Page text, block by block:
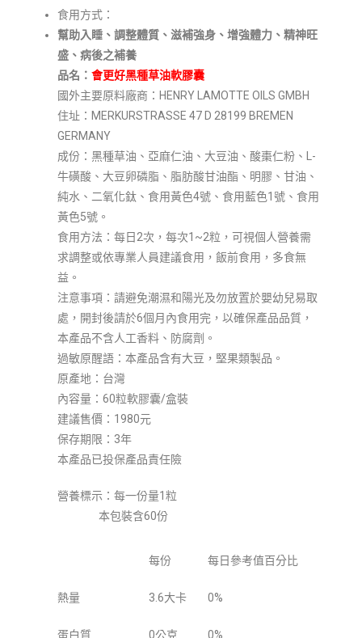
食用方式：
幫助入睡 、調整體質、滋補強身、增強體力、精神旺
盛、病後之補養
品名 ：會更好黑種草油軟膠囊
國外主要原料廠商：HENRY LAMOTTE OILS GMBH
住址：MERKURSTRASSE 47 D 28199 BREMEN
GERMANY
成份：黑種草油、亞麻仁油、大豆油、酸棗仁粉、L-
牛磺酸、大豆卵磷脂、脂肪酸甘油酯、明膠、甘油、
純水、二氧化鈦、食用黃色4號、食用藍色1號、食用
黃色5號。
食用方法：每日2次，每次1~2粒，可視個人營養需
求調整或依專業人員建議食用，飯前食用，多食無
益。
注意事項：請避免潮濕和陽光及勿放置於嬰幼兒易取
處，開封後請於6個月內食用完，以確保產品品質，
本產品不含人工香料、防腐劑。
過敏原醒語：本產品含有大豆，堅果類製品。
原產地：台灣
內容量：60粒軟膠囊/盒裝
建議售價：1980元
保存期限：3年
本產品已投保產品責任險
營養標示：每一份量1粒
本包裝含60份
每份 每日參考值百分比
熱量 3.6大卡 0%
蛋白質 0公克 0%